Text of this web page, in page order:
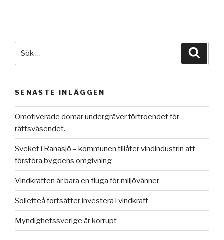
SENASTE INLÄGGEN
Omotiverade domar undergräver förtroendet för
rättsväsendet.
Sveket i Ranasjö – kommunen tillåter vindindustrin att
förstöra bygdens omgivning
Vindkraften är bara en fluga för miljövänner
Sollefteå fortsätter investera i vindkraft
Myndighetssverige är korrupt